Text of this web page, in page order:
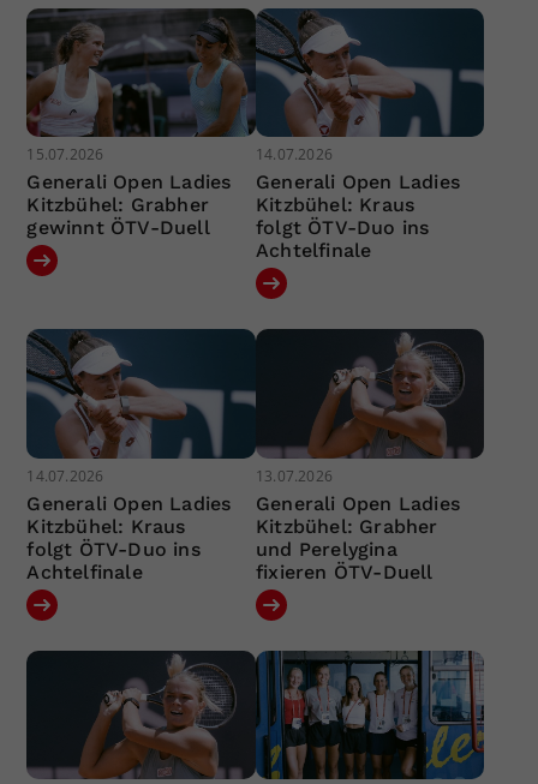
15.07.2026
Generali Open Ladies
Kitzbühel: Grabher
gewinnt ÖTV-Duell
14.07.2026
Generali Open Ladies
Kitzbühel: Kraus
folgt ÖTV-Duo ins
Achtelfinale
14.07.2026
Generali Open Ladies
Kitzbühel: Kraus
folgt ÖTV-Duo ins
Achtelfinale
13.07.2026
Generali Open Ladies
Kitzbühel: Grabher
und Perelygina
fixieren ÖTV-Duell